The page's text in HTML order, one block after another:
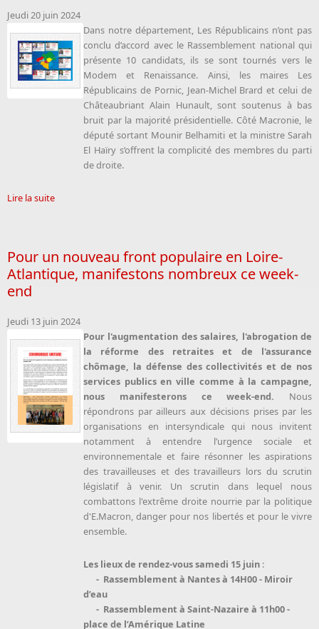
Jeudi 20 juin 2024
Dans notre département, Les Républicains n’ont pas
conclu d’accord avec le Rassemblement national qui
présente 10 candidats, ils se sont tournés vers le
Modem et Renaissance. Ainsi, les maires Les
Républicains de Pornic, Jean-Michel Brard et celui de
Châteaubriant Alain Hunault, sont soutenus à bas
bruit par la majorité présidentielle. Côté Macronie, le
député sortant Mounir Belhamiti et la ministre Sarah
El Haïry s’offrent la complicité des membres du parti
de droite.
Lire la suite
Pour un nouveau front populaire en Loire-
Atlantique, manifestons nombreux ce week-
end
Jeudi 13 juin 2024
Pour l'augmentation des salaires, l'abrogation de
la réforme des retraites et de l'assurance
chômage, la défense des collectivités et de nos
services publics en ville comme à la campagne,
nous manifesterons ce week-end. Nous
répondrons par ailleurs aux décisions prises par les
organisations en intersyndicale qui nous invitent
notamment à entendre l’urgence sociale et
environnementale et faire résonner les aspirations
des travailleuses et des travailleurs lors du scrutin
législatif à venir. Un scrutin dans lequel nous
combattons l'extrême droite nourrie par la politique
d'E.Macron, danger pour nos libertés et pour le vivre
ensemble.
Les lieux de rendez-vous samedi 15 juin :
- Rassemblement à Nantes à 14H00 - Miroir
d’eau
- Rassemblement à Saint-Nazaire à 11h00 -
place de l’Amérique Latine